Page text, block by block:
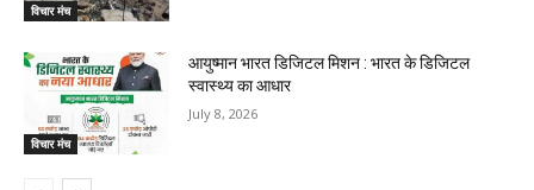
विचार मंच
विचार मंच
आयुष्मान भारत डिजिटल मिशन : भारत के डिजिटल
स्वास्थ्य का आधार
July 8, 2026